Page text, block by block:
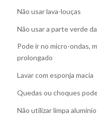
Não usar lava-louças
Não usar a parte verde
Pode ir no micro-ondas,
prolongado
Lavar com esponja macia
Quedas ou choques
Não utilizar limpa